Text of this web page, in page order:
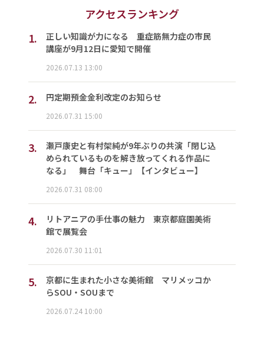
アクセスランキング
1.
正しい知識が力になる 重症筋無力症の市民
講座が9月12日に愛知で開催
2026.07.13 13:00
2. 円定期預金金利改定のお知らせ
2026.07.31 15:00
3.
瀬戸康史と有村架純が9年ぶりの共演「閉じ込
められているものを解き放ってくれる作品に
なる」 舞台「キュー」【インタビュー】
2026.07.31 08:00
4.
リトアニアの手仕事の魅力 東京都庭園美術
館で展覧会
2026.07.30 11:01
5.
京都に生まれた小さな美術館 マリメッコか
らSOU・SOUまで
2026.07.24 10:00